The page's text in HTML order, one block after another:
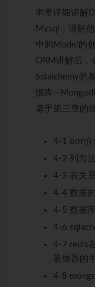
本章详细讲解
Mysql；讲解
中的Model的
ORM讲解后，
Sqlalchemy的
据库
基于第三章的
4-1 orm介
4-2 列方
4-3 表关
4-4 数据
4-5 数据
4-6
4-7 redis
装饰器的
4-8